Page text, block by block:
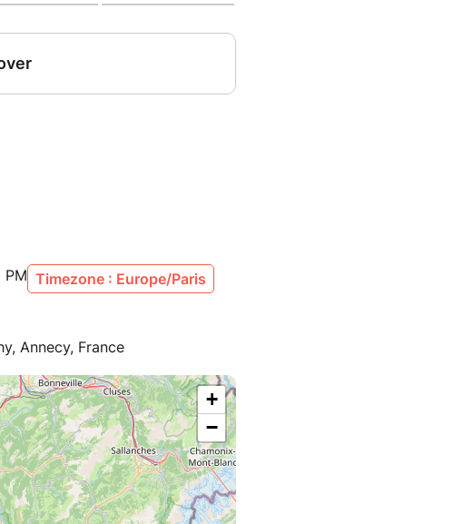
Timezone : Europe/Paris
Annecy, France
+
−